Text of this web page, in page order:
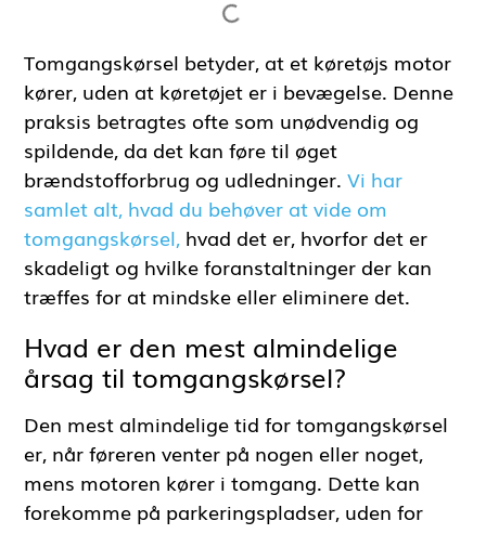
Tomgangskørsel betyder, at et køretøjs motor
kører, uden at køretøjet er i bevægelse. Denne
praksis betragtes ofte som unødvendig og
spildende, da det kan føre til øget
brændstofforbrug og udledninger.Vi har
samlet alt, hvad du behøver at vide om
tomgangskørsel, hvad det er, hvorfor det er
skadeligt og hvilke foranstaltninger der kan
træffes for at mindske eller eliminere det.
Hvad er den mest almindelige
årsag til tomgangskørsel?
Den mest almindelige tid for tomgangskørsel
er, når føreren venter på nogen eller noget,
mens motoren kører i tomgang. Dette kan
forekomme på parkeringspladser, uden for